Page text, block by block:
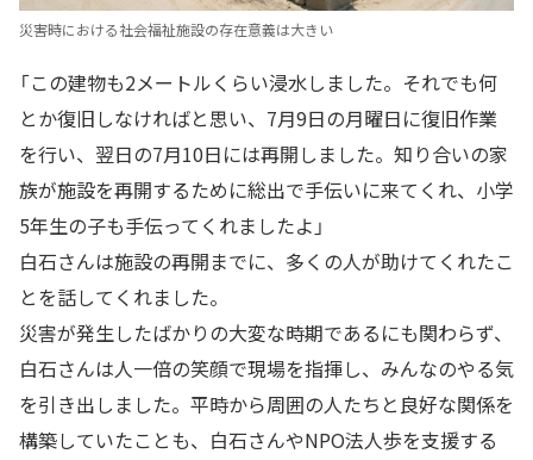
災害時における社会福祉施設の存在意義は大きい
「この建物も2メートルくらい浸水しました。それでも何
とか復旧しなければと思い、7月9日の月曜日に復旧作業
を行い、翌日の7月10日には再開しました。知り合いの家
族が施設を再開するために総出で手伝いに来てくれ、小学
5年生の子も手伝ってくれましたよ」
白石さんは施設の再開までに、多くの人が助けてくれたこ
とを話してくれました。
災害が発生したばかりの大変な時期であるにも関わらず、
白石さんは人一倍の笑顔で現場を指揮し、みんなのやる気
を引き出しました。平時から周囲の人たちと良好な関係を
構築していたことも、白石さんやNPO法人歩を支援する